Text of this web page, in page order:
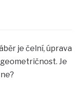
je čelní, úprava
Je